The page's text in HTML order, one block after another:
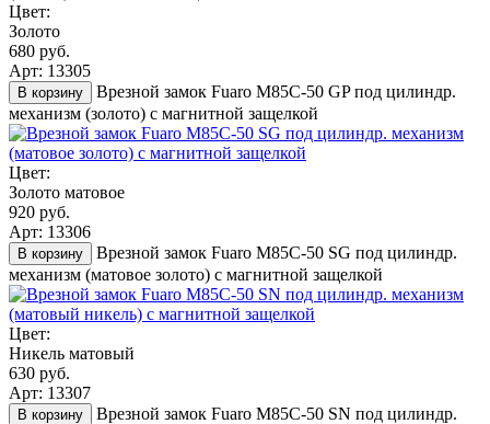
Цвет:
Золото
680 руб.
Арт: 13305
В корзину
Врезной замок Fuaro M85C-50 GP под цилиндр.
механизм (золото) с магнитной защелкой
Цвет:
Золото матовое
920 руб.
Арт: 13306
В корзину
Врезной замок Fuaro M85C-50 SG под цилиндр.
механизм (матовое золото) с магнитной защелкой
Цвет:
Никель матовый
630 руб.
Арт: 13307
В корзину
Врезной замок Fuaro M85C-50 SN под цилиндр.